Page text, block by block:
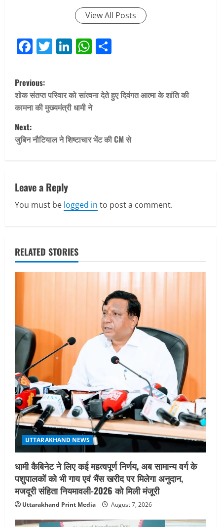
View All Posts
Facebook
Twitter
LinkedIn
WhatsApp
P
o
s
t
a
v
g
a
o
n
Previous:
शोक संतप्त परिवार को सांत्वना देते हुए दिवंगत आत्मा के शांति की
कामना की मुख्यमंत्री धामी ने
Next:
जुबिन नौटियाल ने शिष्टाचार भेंट की CM से
Leave a Reply
You must be logged in to post a comment.
RELATED STORIES
UTTARAKHAND NEWS
धामी कैबिनेट ने लिए कई महत्वपूर्ण निर्णय, अब सामान्य वर्ग के
पशुपालकों को भी गाय एवं भैंस खरीद पर मिलेगा अनुदान,
मजदूरी संहिता नियमावली-2026 को मिली मंजूरी
Uttarakhand Print Media August 7, 2026